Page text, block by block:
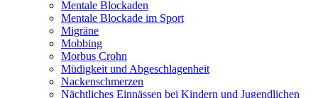
Mentale Blockaden
Mentale Blockade im Sport
Migräne
Mobbing
Morbus Crohn
Müdigkeit und Abgeschlagenheit
Nackenschmerzen
Nächtliches Einnässen bei Kindern und Jugendlichen